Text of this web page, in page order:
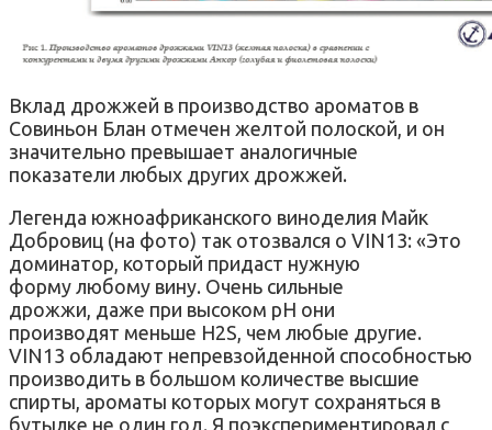
Вклад дрожжей в производство ароматов в
Совиньон Блан отмечен желтой полоской, и он
значительно превышает аналогичные
показатели любых других дрожжей.
Легенда южноафриканского виноделия Майк
Добровиц (на фото) так отозвался о VIN13: «Это
доминатор, который придаст нужную
форму любому вину. Очень сильные
дрожжи, даже при высоком рН они
производят меньше H2S, чем любые другие.
VIN13 обладают непревзойденной способностью
производить в большом количестве высшие
спирты, ароматы которых могут сохраняться в
бутылке не один год. Я поэкспериментировал с